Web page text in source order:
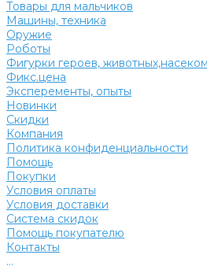
Товары для мальчиков
Машины, техника
Оружие
Роботы
Фигурки героев,
Фикс.цена
Эксперементы, опыты
Новинки
Скидки
Компания
Политика конфиденциальности
Помощь
Покупки
Условия оплаты
Условия доставки
Система скидок
Помощь покупателю
Контакты
...